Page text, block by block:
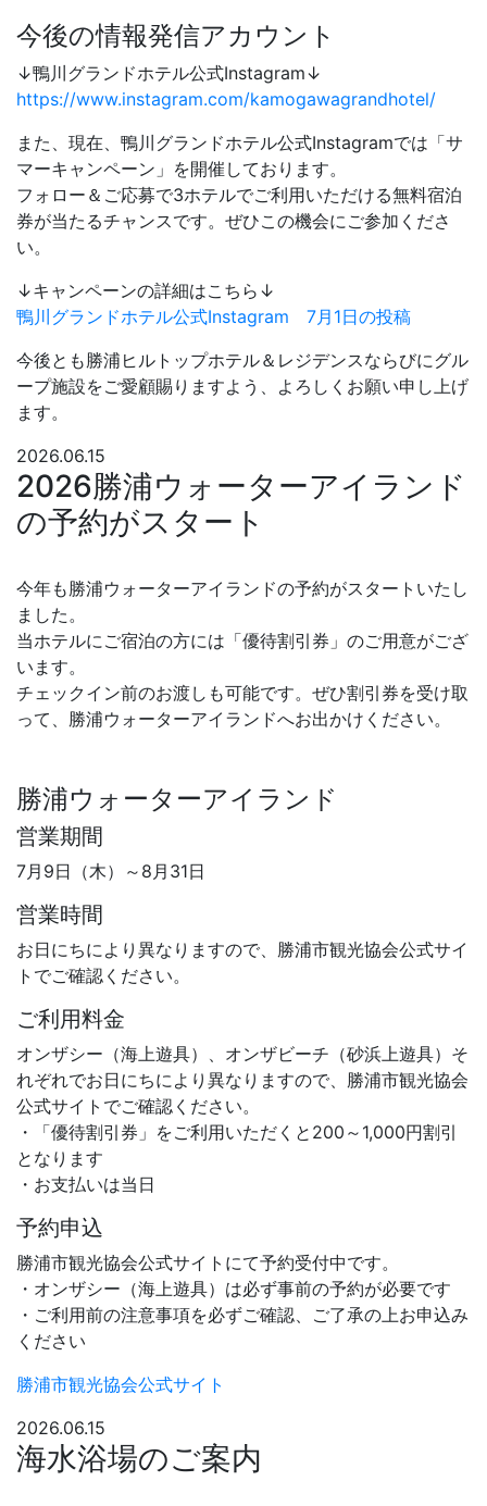
今後の情報発信アカウント
↓鴨川グランドホテル公式Instagram↓
https://www.instagram.com/kamogawagrandhotel/
また、現在、鴨川グランドホテル公式Instagramでは「サ
マーキャンペーン」を開催しております。
フォロー＆ご応募で3ホテルでご利用いただける無料宿泊
券が当たるチャンスです。ぜひこの機会にご参加くださ
い。
↓キャンペーンの詳細はこちら↓
鴨川グランドホテル公式Instagram 7月1日の投稿
今後とも勝浦ヒルトップホテル＆レジデンスならびにグル
ープ施設をご愛顧賜りますよう、よろしくお願い申し上げ
ます。
2026.06.15
2026勝浦ウォーターアイランド
の予約がスタート
今年も勝浦ウォーターアイランドの予約がスタートいたし
ました。
当ホテルにご宿泊の方には「優待割引券」のご用意がござ
います。
チェックイン前のお渡しも可能です。ぜひ割引券を受け取
って、勝浦ウォーターアイランドへお出かけください。
勝浦ウォーターアイランド
営業期間
7月9日（木）～8月31日
営業時間
お日にちにより異なりますので、勝浦市観光協会公式サイ
トでご確認ください。
ご利用料金
オンザシー（海上遊具）、オンザビーチ（砂浜上遊具）そ
れぞれでお日にちにより異なりますので、勝浦市観光協会
公式サイトでご確認ください。
・「優待割引券」をご利用いただくと200～1,000円割引
となります
・お支払いは当日
予約申込
勝浦市観光協会公式サイトにて予約受付中です。
・オンザシー（海上遊具）は必ず事前の予約が必要です
・ご利用前の注意事項を必ずご確認、ご了承の上お申込み
ください
勝浦市観光協会公式サイト
2026.06.15
海水浴場のご案内